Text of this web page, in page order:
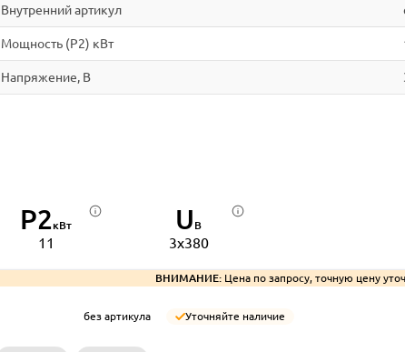
Внутренний артикул
Мощность (P2) кВт
Напряжение, В
P2кВт
11
U В
3x380
ВНИМАНИЕ:Цена по запросу, точную цену
без артикула Уточняйте наличие